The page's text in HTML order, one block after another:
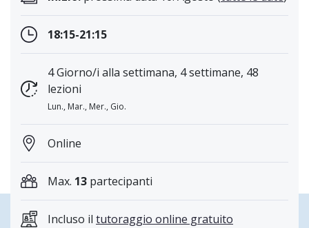
18:15-21:15
4 Giorno/i alla settimana, 4 settimane, 48
lezioni
Lun., Mar., Mer., Gio.
Online
Max. 13 partecipanti
Incluso il tutoraggio online gratuito